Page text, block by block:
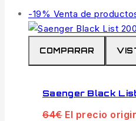
-19% Venta de
COMPARAR
Saenger Black
64€ El precio